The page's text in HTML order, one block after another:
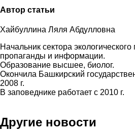
Автор статьи
Хайбуллина Ляля Абдулловна
Начальник сектора
пропаганды и информации.
Образование высшее, биолог.
Окончила Башкирский
2008 г.
В заповеднике работает с 2010 г.
Другие новости